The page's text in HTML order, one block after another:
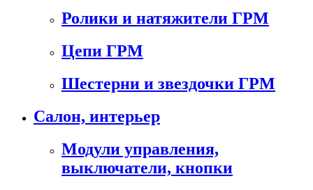
Ролики и натяжители ГРМ
Цепи ГРМ
Шестерни и звездочки ГРМ
Салон, интерьер
Модули управления,
выключатели, кнопки